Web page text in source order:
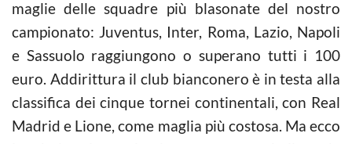
maglie delle squadre più blasonate del nostro
campionato: Juventus, Inter, Roma, Lazio, Napoli
e Sassuolo raggiungono o superano tutti i 100
euro. Addirittura il club bianconero è in testa alla
classifica dei cinque tornei continentali, con Real
Madrid e Lione, come maglia più costosa. Ma ecco